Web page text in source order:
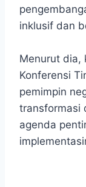
inklusif dan
Menurut dia,
Konferensi
pemimpin
transformasi
agenda